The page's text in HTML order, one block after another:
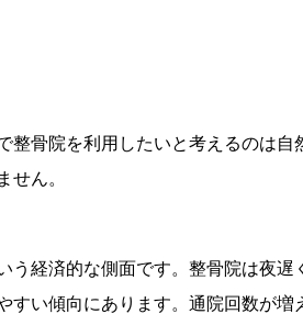
整骨院を利用したいと考えるのは自
せん。
う経済的な側面です。整骨院は夜遅
すい傾向にあります。通院回数が増